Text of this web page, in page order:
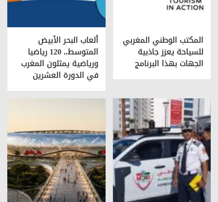
المكتب الوطني المغربي
للسياحة يعزز جاذبية
الجهات بهذا البرنامج
ألعاب البحر الأبيض
المتوسط.. 120 رياضيا
ورياضية يمثلون المغرب
في الدورة العشرين